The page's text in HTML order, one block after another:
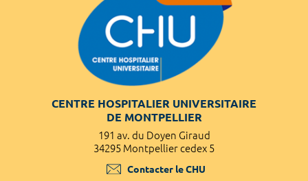
CENTRE HOSPITALIER UNIVERSITAIRE
DE MONTPELLIER
191 av. du Doyen Giraud
34295 Montpellier cedex 5
Contacter le CHU